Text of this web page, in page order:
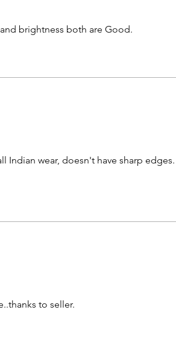
brightness both are Good.
Indian wear, doesn't have sharp
to seller.